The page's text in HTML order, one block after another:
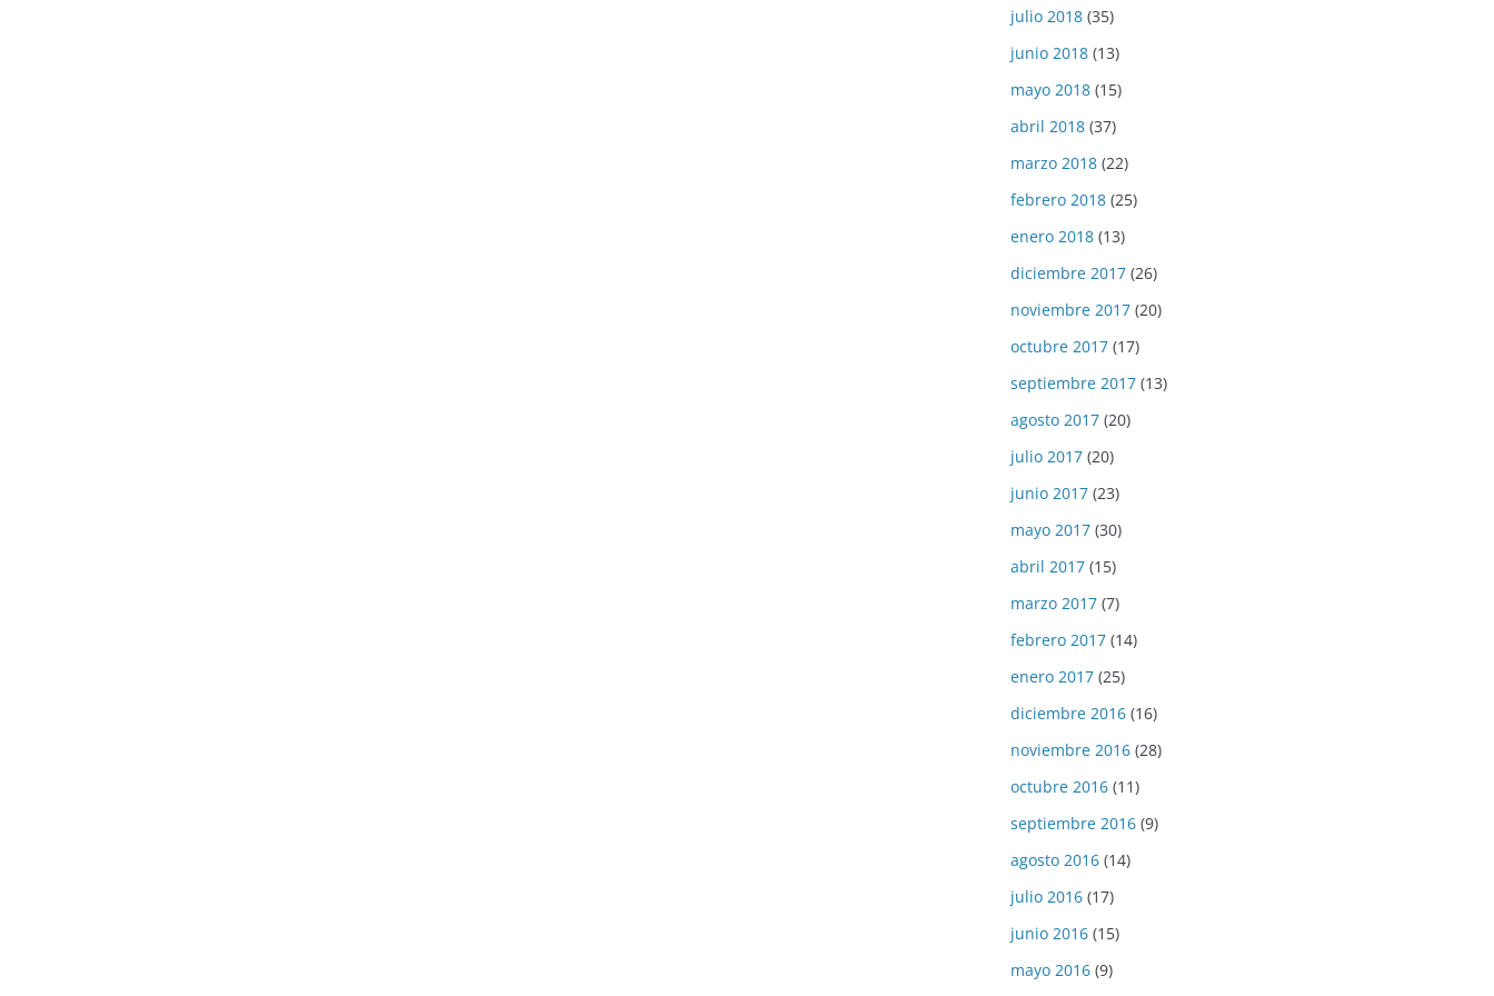
julio 2018 (35)
junio 2018 (13)
mayo 2018 (15)
abril 2018 (37)
marzo 2018 (22)
febrero 2018 (25)
enero 2018 (13)
diciembre 2017 (26)
noviembre 2017 (20)
octubre 2017 (17)
septiembre 2017 (13)
agosto 2017 (20)
julio 2017 (20)
junio 2017 (23)
mayo 2017 (30)
abril 2017 (15)
marzo 2017 (7)
febrero 2017 (14)
enero 2017 (25)
diciembre 2016 (16)
noviembre 2016 (28)
octubre 2016 (11)
septiembre 2016 (9)
agosto 2016 (14)
julio 2016 (17)
junio 2016 (15)
mayo 2016 (9)